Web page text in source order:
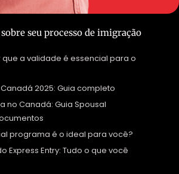
seu processo de imigração
que a validade é essencial para o
2025: Guia completo
no Canadá: Guia Spousal
programa é o ideal para você?
Express Entry: Tudo o que você